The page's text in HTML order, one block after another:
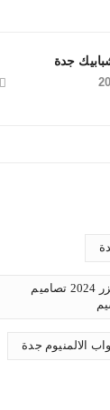
جدة
افضل ابواب حديد وليزر 2024 تصاميم
الالمنيوم جدة